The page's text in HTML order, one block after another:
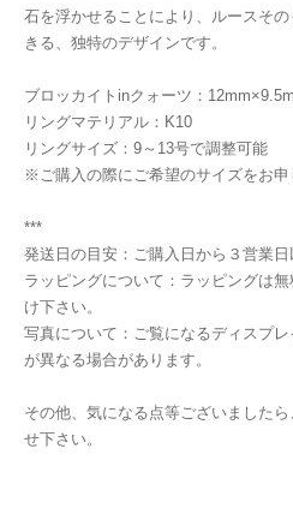
石を浮かせることにより、ルースそ
きる、独特のデザインです。
ブロッカイトinクォーツ：
リングマテリアル：K10
リングサイズ：9～13号で調整可能
※ご購入の際にご希望のサイズをお申
***
発送日の目安：ご購入日から３営業日
ラッピングについて：ラッピングは
け下さい。
写真について：ご覧になるディスプ
が異なる場合があります。
その他、気になる点等ございました
せ下さい。